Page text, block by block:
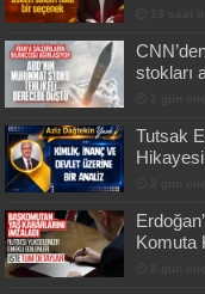
stokları
Tutsak
Komuta